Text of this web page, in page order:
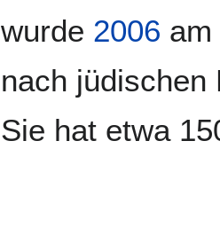
wurde 2006 am
nach jüdischen
Sie hat etwa